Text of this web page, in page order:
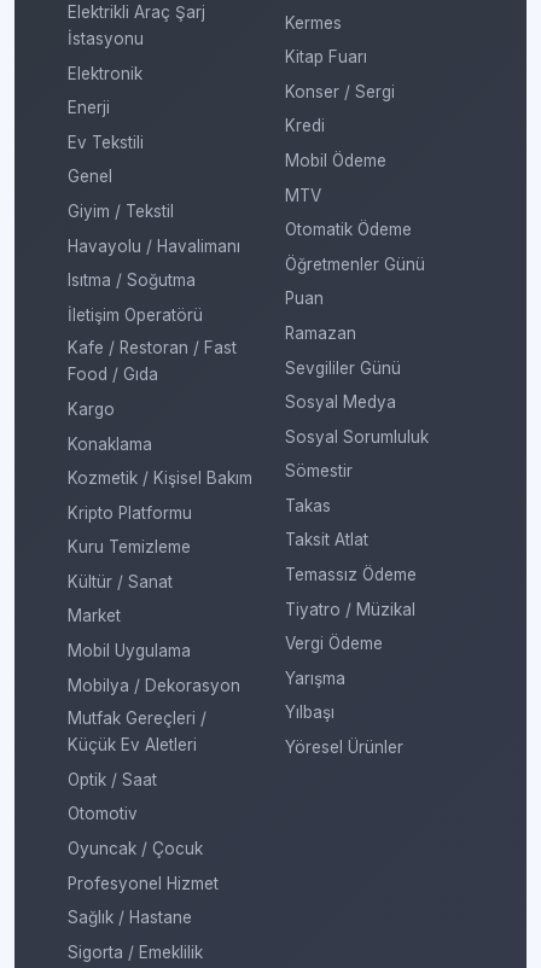
Elektrikli Araç Şarj
İstasyonu
Elektronik
Enerji
Ev Tekstili
Genel
Giyim / Tekstil
Havayolu / Havalimanı
Isıtma / Soğutma
İletişim Operatörü
Kafe / Restoran / Fast
Food / Gıda
Kargo
Konaklama
Kozmetik / Kişisel Bakım
Kripto Platformu
Kuru Temizleme
Kültür / Sanat
Market
Mobil Uygulama
Mobilya / Dekorasyon
Mutfak Gereçleri /
Küçük Ev Aletleri
Optik / Saat
Otomotiv
Oyuncak / Çocuk
Profesyonel Hizmet
Sağlık / Hastane
Sigorta / Emeklilik
Kermes
Kitap Fuarı
Konser / Sergi
Kredi
Mobil Ödeme
MTV
Otomatik Ödeme
Öğretmenler Günü
Puan
Ramazan
Sevgililer Günü
Sosyal Medya
Sosyal Sorumluluk
Sömestir
Takas
Taksit Atlat
Temassız Ödeme
Tiyatro / Müzikal
Vergi Ödeme
Yarışma
Yılbaşı
Yöresel Ürünler